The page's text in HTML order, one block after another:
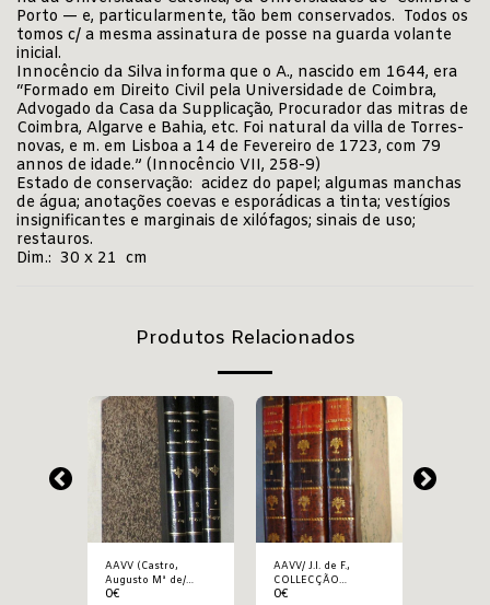
Porto — e, particularmente, tão bem conservados. Todos os
tomos c/ a mesma assinatura de posse na guarda volante
inicial.
Innocêncio da Silva informa que o A., nascido em 1644, era
“Formado em Direito Civil pela Universidade de Coimbra,
Advogado da Casa da Supplicação, Procurador das mitras de
Coimbra, Algarve e Bahia, etc. Foi natural da villa de Torres-
novas, e m. em Lisboa a 14 de Fevereiro de 1723, com 79
annos de idade.” (Innocêncio VII, 258-9)
Estado de conservação: acidez do papel; algumas manchas
de água; anotações coevas e esporádicas a tinta; vestígios
insignificantes e marginais de xilófagos; sinais de uso;
restauros.
Dim.: 30 x 21 cm
Produtos Relacionados
AAVV (Castro,
Augusto Mª de/
Augusto, Antº
0€
AAVV/ J.I. de F.,
COLLECÇÃO
CHRONOLOGICA DE
0€